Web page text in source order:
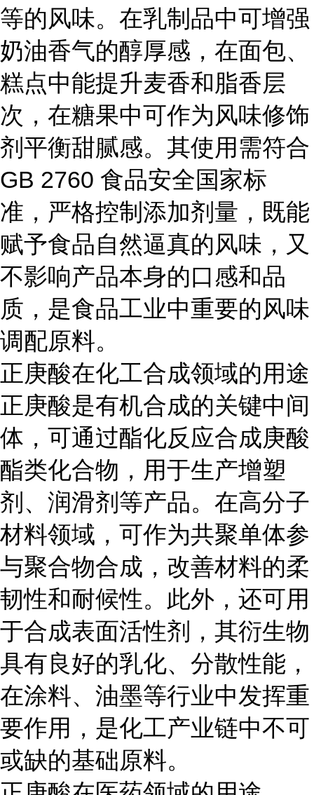
等的风味。在乳制品中可增强
奶油香气的醇厚感，在面包、
糕点中能提升麦香和脂香层
次，在糖果中可作为风味修饰
剂平衡甜腻感。其使用需符合
GB 2760 食品安全国家标
准，严格控制添加剂量，既能
赋予食品自然逼真的风味，又
不影响产品本身的口感和品
质，是食品工业中重要的风味
调配原料。
正庚酸在化工合成领域的用途
正庚酸是有机合成的关键中间
体，可通过酯化反应合成庚酸
酯类化合物，用于生产增塑
剂、润滑剂等产品。在高分子
材料领域，可作为共聚单体参
与聚合物合成，改善材料的柔
韧性和耐候性。此外，还可用
于合成表面活性剂，其衍生物
具有良好的乳化、分散性能，
在涂料、油墨等行业中发挥重
要作用，是化工产业链中不可
或缺的基础原料。